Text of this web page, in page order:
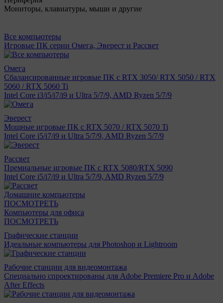
Мониторы, клавиатуры, мыши и другие
Все компьютеры
Игровые ПК серии Омега, Эверест и Рассвет
Омега
Сбалансированные игровые ПК с RTX 3050/ RTX 5050 / RTX
5060 / RTX 5060 Ti
Intel Core i3/i5/i7/i9 и Ultra 5/7/9, AMD Ryzen 5/7/9
Эверест
Мощные игровые ПК с RTX 5070 / RTX 5070 Ti
Intel Core i5/i7/i9 и Ultra 5/7/9, AMD Ryzen 5/7/9
Рассвет
Премиальные игровые ПК с RTX 5080/RTX 5090
Intel Core i5/i7/i9 и Ultra 5/7/9, AMD Ryzen 5/7/9
Домашние компьютеры
ПОСМОТРЕТЬ
Компьютеры для офиса
ПОСМОТРЕТЬ
Графические станции
Идеальные компьютеры для Photoshop и Lightroom
Рабочие станции для видеомонтажа
Специально спроектированы для Adobe Premiere Pro и Adobe
After Effects